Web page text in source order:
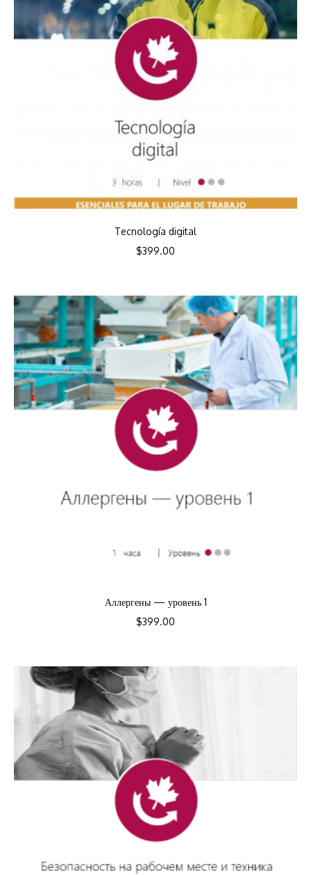
Tecnología digital
$399.00
Аллергены — уровень 1
$399.00